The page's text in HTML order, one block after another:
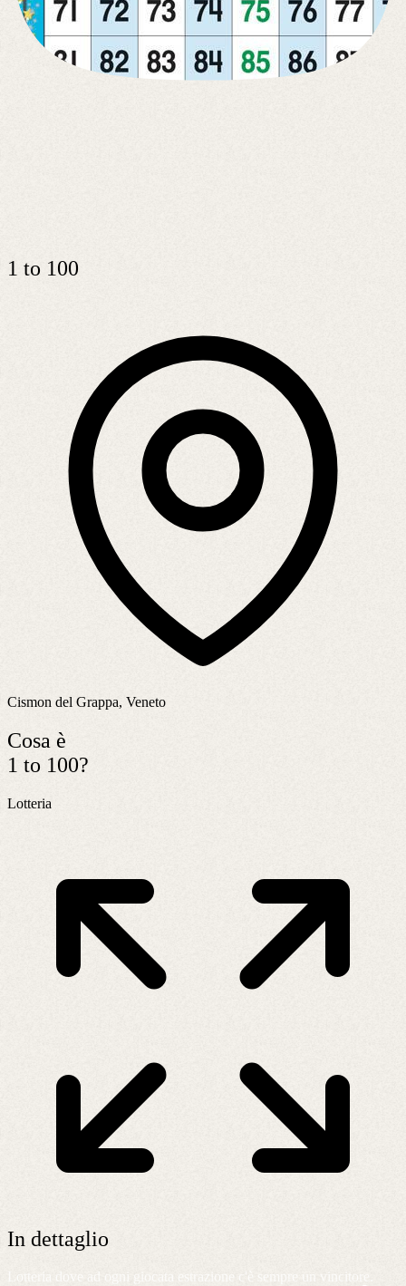
1 to 100
Cismon del Grappa, Veneto
Cosa è
1 to 100?
Lotteria
In dettaglio
Lotteria dove ad ogni giocata estrazione c'è sempre un vincitore.